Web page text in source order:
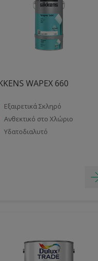
WAPEX 660
Εξαιρετικά Σκληρό
Ανθεκτικό στο Χλώριο
Υδατοδιαλυτό